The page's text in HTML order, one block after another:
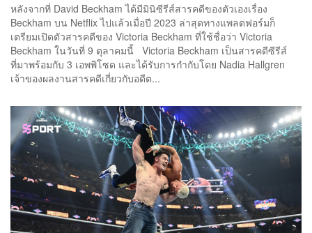
หลังจากที่ David Beckham ได้มีมินิซีรีส์สารคดีของตัวเองเรื่อง
Beckham บน Netflix ไปแล้วเมื่อปี 2023 ล่าสุดทางแพลตฟอร์มก็
เตรียมเปิดตัวสารคดีของ Victoria Beckham ที่ใช้ชื่อว่า Victoria
Beckham ในวันที่ 9 ตุลาคมนี้ Victoria Beckham เป็นสารคดีซีรีส์
ที่มาพร้อมกับ 3 เอพพิโซด และได้รับการกำกับโดย Nadia Hallgren
เจ้าของผลงานสารคดีเกี่ยวกับอดีต...